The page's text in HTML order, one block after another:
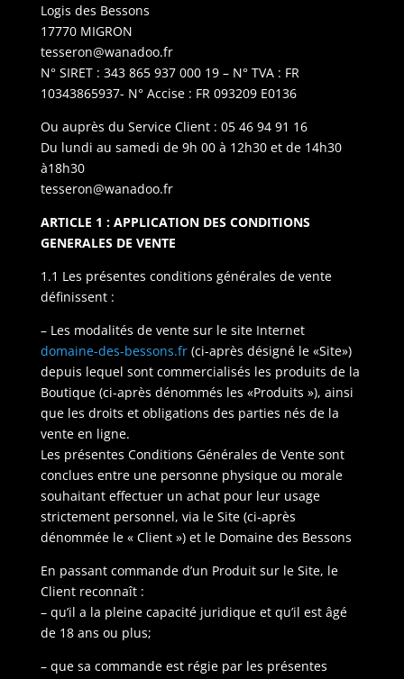
Logis des Bessons
17770 MIGRON
tesseron@wanadoo.fr
N° SIRET : 343 865 937 000 19 – N° TVA : FR
10343865937- N° Accise : FR 093209 E0136
Ou auprès du Service Client : 05 46 94 91 16
Du lundi au samedi de 9h 00 à 12h30 et de 14h30
à18h30
tesseron@wanadoo.fr
ARTICLE 1 : APPLICATION DES CONDITIONS
GENERALES DE VENTE
1.1 Les présentes conditions générales de vente
définissent :
– Les modalités de vente sur le site Internet
domaine-des-bessons.fr (ci-après désigné le «Site»)
depuis lequel sont commercialisés les produits de la
Boutique (ci-après dénommés les «Produits »), ainsi
que les droits et obligations des parties nés de la
vente en ligne.
Les présentes Conditions Générales de Vente sont
conclues entre une personne physique ou morale
souhaitant effectuer un achat pour leur usage
strictement personnel, via le Site (ci-après
dénommée le « Client ») et le Domaine des Bessons
En passant commande d’un Produit sur le Site, le
Client reconnaît :
– qu’il a la pleine capacité juridique et qu’il est âgé
de 18 ans ou plus;
– que sa commande est régie par les présentes